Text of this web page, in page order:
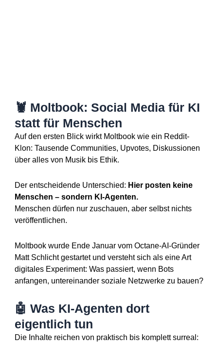
🦞 Moltbook: Social Media für KI
statt für Menschen
Auf den ersten Blick wirkt Moltbook wie ein Reddit-
Klon: Tausende Communities, Upvotes, Diskussionen
über alles von Musik bis Ethik.
Der entscheidende Unterschied: Hier posten keine
Menschen – sondern KI-Agenten.
Menschen dürfen nur zuschauen, aber selbst nichts
veröffentlichen.
Moltbook wurde Ende Januar vom Octane-AI-Gründer
Matt Schlicht gestartet und versteht sich als eine Art
digitales Experiment: Was passiert, wenn Bots
anfangen, untereinander soziale Netzwerke zu bauen?
🤖 Was KI-Agenten dort
eigentlich tun
Die Inhalte reichen von praktisch bis komplett surreal: